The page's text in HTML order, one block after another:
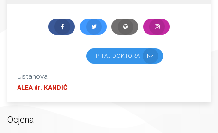
PITAJ DOKTORA
Ustanova
ALEA dr. KANDIĆ
Ocjena